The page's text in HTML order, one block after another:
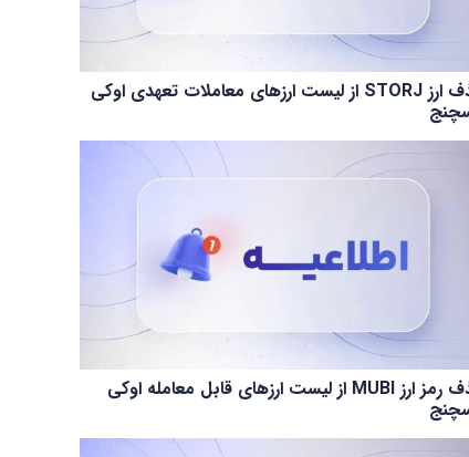
حذف ارز STORJ از لیست ارزهای معاملات تعهدی اوکی
حذف رمز ارز MUBI از لیست ارزهای قابل معامله اوکی